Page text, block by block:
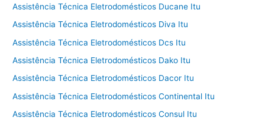
Assistência Técnica Eletrodomésticos Ducane Itu
Assistência Técnica Eletrodomésticos Diva Itu
Assistência Técnica Eletrodomésticos Dcs Itu
Assistência Técnica Eletrodomésticos Dako Itu
Assistência Técnica Eletrodomésticos Dacor Itu
Assistência Técnica Eletrodomésticos Continental Itu
Assistência Técnica Eletrodomésticos Consul Itu